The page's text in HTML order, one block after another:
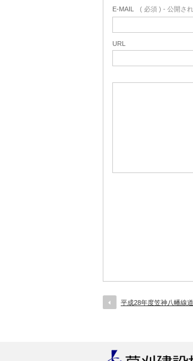
E-MAIL ( 必須 ) - 公開さ
URL
平成28年度笠神八幡線